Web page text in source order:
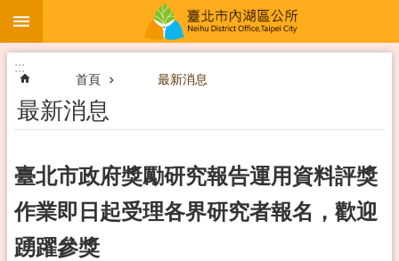
跳到主要內容區塊
:::
首頁 最新消息
最新消息
臺北市政府獎勵研究報告運用資料評獎
作業即日起受理各界研究者報名，歡迎
踴躍參獎